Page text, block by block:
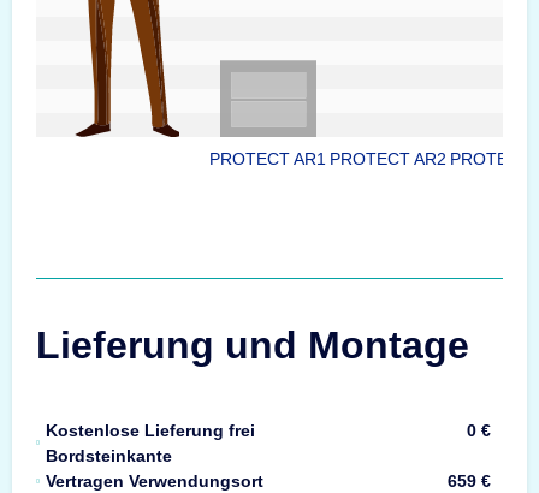
PROTECT AR1 PROTECT AR2 PROTECT
Lieferung und Montage
Kostenlose Lieferung frei
Bordsteinkante
0 €
Vertragen Verwendungsort
659 €